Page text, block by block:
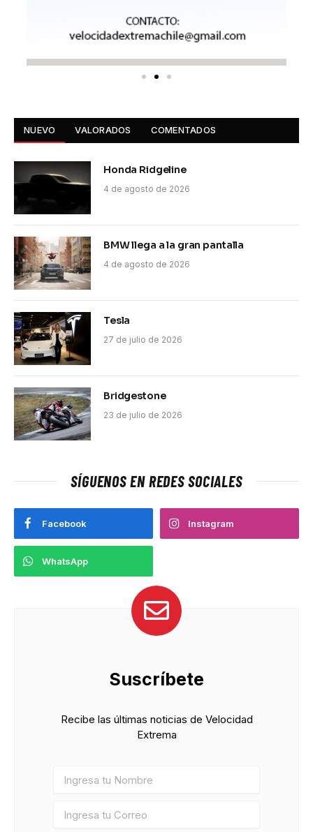
NUEVO VALORADOS COMENTADOS
Honda Ridgeline
4 de agosto de 2026
BMW llega a la gran pantalla
4 de agosto de 2026
Tesla
27 de julio de 2026
Bridgestone
23 de julio de 2026
SÍGUENOS EN REDES SOCIALES
Facebook Instagram
WhatsApp
Suscríbete
Recibe las últimas noticias de Velocidad
Extrema